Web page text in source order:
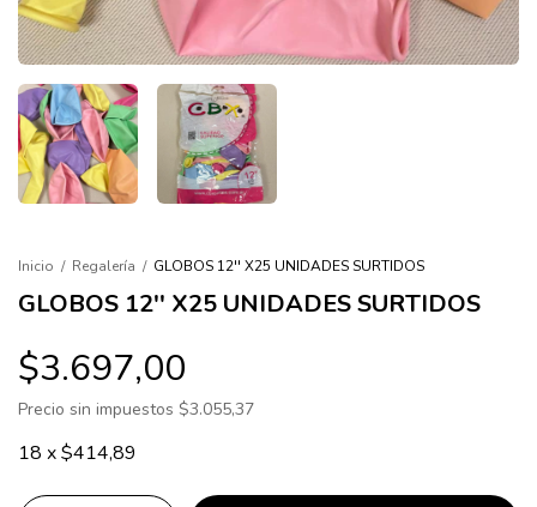
Inicio / Regalería / GLOBOS 12'' X25 UNIDADES SURTIDOS
GLOBOS 12'' X25 UNIDADES SURTIDOS
$3.697,00
Precio sin impuestos $3.055,37
18 x$414,89